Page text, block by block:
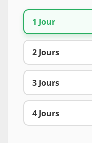
1 Jour
2 Jours
3 Jours
4 Jours